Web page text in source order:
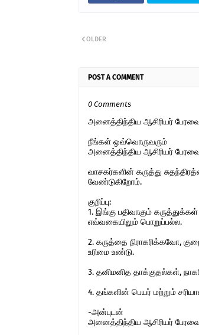
OLDER
POST A COMMENT
0 Comments
அனைத்திந்திய ஆசிரியர்
நீங்கள் ஒவ்வொருவரும்
அனைத்திந்திய ஆசிரியர்
வாசகர்களின் கருத்து
வேண்டுகிறோம்.
குறிப்பு:
1. இங்கு பதிவாகும்
எவ்வகையிலும் பொறுப்பல்ல.
2. கருத்தை நிராகரிக்கவோ,
உரிமை உண்டு.
3. தனிமனித தாக்குதல்கள்,
4. தங்களின் பெயர் மற்றும்
-அன்புடன்
அனைத்திந்திய ஆசிரியர்